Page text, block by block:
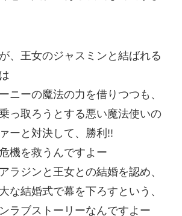
、王女のジャスミンと結ばれる
ニーの魔法の力を借りつつも、
っ取ろうとする悪い魔法使いの
ーと対決して、勝利!!
機を救うんですよー
ラジンと王女との結婚を認め、
な結婚式で幕を下ろすという、
ラブストーリーなんですよー